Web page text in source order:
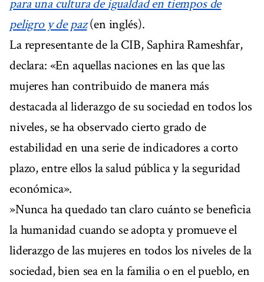
para una cultura de igualdad en tiempos de
peligro y de paz(en inglés).
La representante de la CIB, Saphira Rameshfar,
declara: «En aquellas naciones en las que las
mujeres han contribuido de manera más
destacada al liderazgo de su sociedad en todos los
niveles, se ha observado cierto grado de
estabilidad en una serie de indicadores a corto
plazo, entre ellos la salud pública y la seguridad
económica».
»Nunca ha quedado tan claro cuánto se beneficia
la humanidad cuando se adopta y promueve el
liderazgo de las mujeres en todos los niveles de la
sociedad, bien sea en la familia o en el pueblo, en